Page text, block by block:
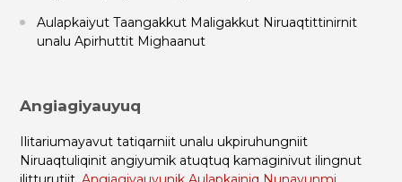
Aulapkaiyut Taangakkut Maligakkut Niruaqtittinirnit
unalu Apirhuttit Mighaanut
Angiagiyauyuq
Ilitariumayavut tatiqarniit unalu ukpiruhungniit
Niruaqtuliqinit angiyumik atuqtuq kamaginivut ilingnut